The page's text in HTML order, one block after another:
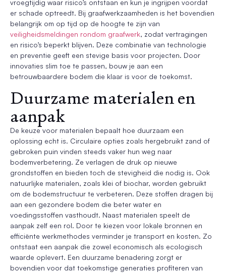
vroegtijdig waar risico’s ontstaan en kun je ingrijpen voordat
er schade optreedt. Bij graafwerkzaamheden is het bovendien
belangrijk om op tijd op de hoogte te zijn van
veiligheidsmeldingen rondom graafwerk, zodat vertragingen
en risico’s beperkt blijven. Deze combinatie van technologie
en preventie geeft een stevige basis voor projecten. Door
innovaties slim toe te passen, bouw je aan een
betrouwbaardere bodem die klaar is voor de toekomst.
Duurzame materialen en
aanpak
De keuze voor materialen bepaalt hoe duurzaam een
oplossing echt is. Circulaire opties zoals hergebruikt zand of
gebroken puin vinden steeds vaker hun weg naar
bodemverbetering. Ze verlagen de druk op nieuwe
grondstoffen en bieden toch de stevigheid die nodig is. Ook
natuurlijke materialen, zoals klei of biochar, worden gebruikt
om de bodemstructuur te verbeteren. Deze stoffen dragen bij
aan een gezondere bodem die beter water en
voedingsstoffen vasthoudt. Naast materialen speelt de
aanpak zelf een rol. Door te kiezen voor lokale bronnen en
efficiënte werkmethodes verminder je transport en kosten. Zo
ontstaat een aanpak die zowel economisch als ecologisch
waarde oplevert. Een duurzame benadering zorgt er
bovendien voor dat toekomstige generaties profiteren van